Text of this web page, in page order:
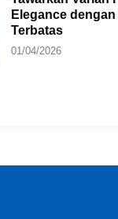
Elegance
Terbatas
01/04/2026